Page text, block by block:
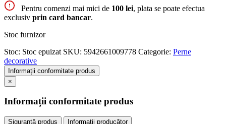
Pentru comenzi mai mici de 100 lei, plata se poate efectua
exclusiv prin card bancar.
Stoc furnizor
Stoc: Stoc epuizat SKU: 5942661009778 Categorie: Perne
decorative
Informații conformitate produs
×
Informații conformitate produs
Siguranță produs
Informații producător